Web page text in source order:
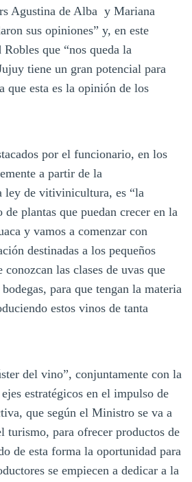
Agustina de Alba y Mariana
sus opiniones” y, en este
que “nos queda la
tiene un gran potencial para
que esta es la opinión de los
por el funcionario, en los
a partir de la
ley de vitivinicultura, es “la
plantas que puedan crecer en la
y vamos a comenzar con
destinadas a los pequeños
conozcan las clases de uvas que
para que tengan la materia
estos vinos de tanta
del vino”, conjuntamente con la
estratégicos en el impulso de
que según el Ministro se va a
turismo, para ofrecer productos de
de esta forma la oportunidad para
se empiecen a dedicar a la